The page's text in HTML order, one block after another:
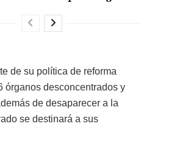
de su política de reforma
órganos desconcentrados y
de desaparecer a la
se destinará a sus